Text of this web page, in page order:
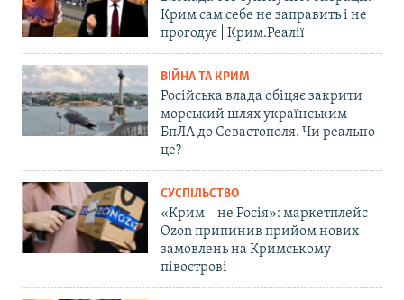
Крим сам себе не заправить і не
прогодує | Крим.Реалії
ВІЙНА ТА КРИМ
Російська влада обіцяє закрити
морський шлях українським
БпЛА до Севастополя. Чи реально
це?
СУСПІЛЬСТВО
«Крим – не Росія»: маркетплейс
Ozon припинив прийом нових
замовлень на Кримському
півострові